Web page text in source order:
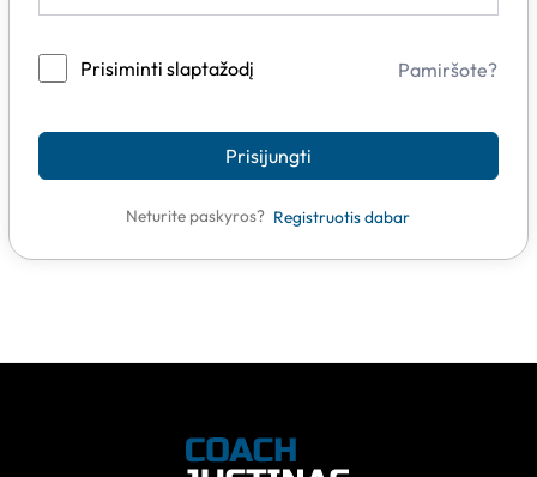
Prisiminti slaptažodį Pamiršote?
Prisijungti
Neturite paskyros? Registruotis dabar